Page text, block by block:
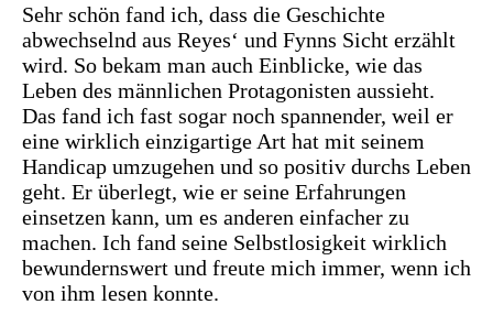
Sehr schön fand ich, dass die Geschichte
abwechselnd aus Reyes‘ und Fynns Sicht erzählt
wird. So bekam man auch Einblicke, wie das
Leben des männlichen Protagonisten aussieht.
Das fand ich fast sogar noch spannender, weil er
eine wirklich einzigartige Art hat mit seinem
Handicap umzugehen und so positiv durchs Leben
geht. Er überlegt, wie er seine Erfahrungen
einsetzen kann, um es anderen einfacher zu
machen. Ich fand seine Selbstlosigkeit wirklich
bewundernswert und freute mich immer, wenn ich
von ihm lesen konnte.